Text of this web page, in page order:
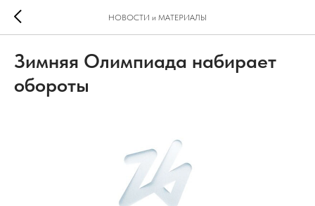
НОВОСТИ и МАТЕРИАЛЫ
Зимняя Олимпиада набирает
обороты